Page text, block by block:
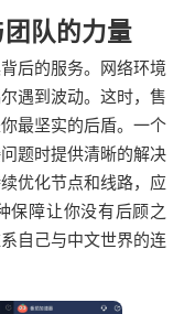
队的力量
后的服务。网络环境
遇到波动。这时，售
最坚实的后盾。一个
题时提供清晰的解决
优化节点和线路，应
保障让你没有后顾之
自己与中文世界的连